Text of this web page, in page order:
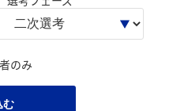
のみ
む